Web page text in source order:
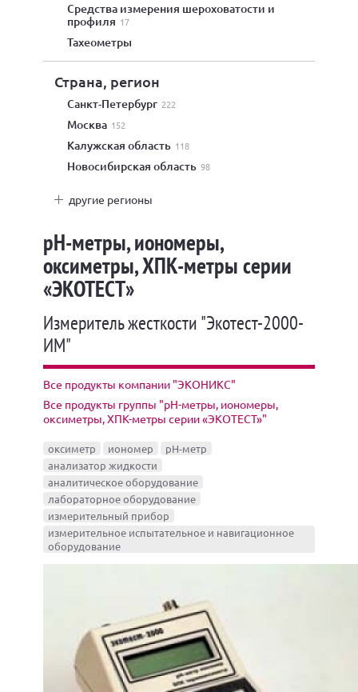
средства измерения шероховатости и
профиля 17
тахеометры
Страна, регион
Санкт-Петербург 222
Москва 152
Калужская область 118
Новосибирская область 98
другие регионы
pH-метры, иономеры,
оксиметры, ХПК-метры серии
«ЭКОТЕСТ»
Измеритель жесткости "Экотест-2000-
ИМ"
Все продукты компании "ЭКОНИКС"
Все продукты группы "pH-метры, иономеры,
оксиметры, ХПК-метры серии «ЭКОТЕСТ»"
оксиметр иономер
pH-метр
анализатор жидкости
аналитическое оборудование
лабораторное оборудование
измерительный прибор
измерительное испытательное и навигационное
оборудование